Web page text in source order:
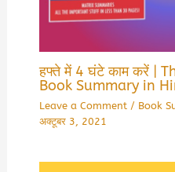
हफ्ते में 4 घंटे काम करें |
Book Summary in
Leave a Comment / Book
अक्टूबर 3, 2021